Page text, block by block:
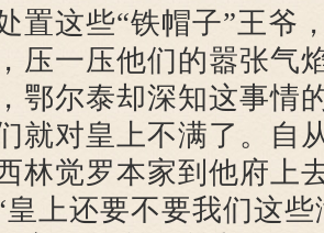
置这些“铁帽子”王爷
压一压他们的嚣张气
鄂尔泰却深知这事情
就对皇上不满了。自
林觉罗本家到他府上
皇上还要不要我们这